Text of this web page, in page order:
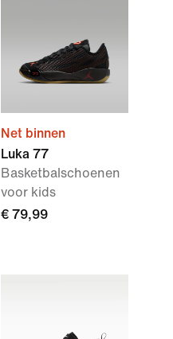
Net binnen
Luka 77
Basketbalschoenen
voor kids
€ 79,99